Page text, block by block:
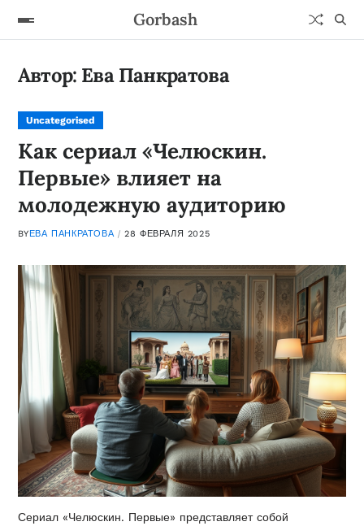
Gorbash
Автор: Ева Панкратова
Uncategorised
Как сериал «Челюскин.
Первые» влияет на
молодежную аудиторию
BYЕВА ПАНКРАТОВА 28 ФЕВРАЛЯ 2025
Сериал «Челюскин. Первые» представляет собой